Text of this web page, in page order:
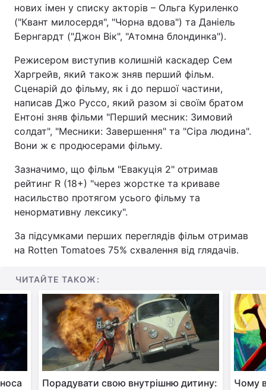
нових імен у списку акторів – Ольга Куриленко
("Квант милосердя", "Чорна вдова") та Даніель
Бернгардт ("Джон Вік", "Атомна блондинка").
Режисером виступив колишній каскадер Сем
Харгрейв, який також зняв перший фільм.
Сценарій до фільму, як і до першої частини,
написав Джо Руссо, який разом зі своїм братом
Ентоні зняв фільми "Перший месник: Зимовий
солдат", "Месники: Завершення" та "Сіра людина".
Вони ж є продюсерами фільму.
Зазначимо, що фільм "Евакуція 2" отримав
рейтинг R (18+) "через жорстке та криваве
насильство протягом усього фільму та
ненормативну лексику".
За підсумками перших переглядів фільм отримав
на Rotten Tomatoes 75% схвалення від глядачів.
ЧИТАЙТЕ ТАКОЖ:
Порадувати свою внутрішню дитину:
Чому